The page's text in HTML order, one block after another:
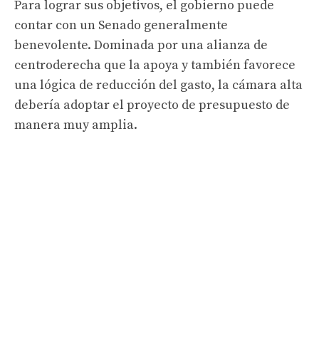
Para lograr sus objetivos, el gobierno puede
contar con un Senado generalmente
benevolente. Dominada por una alianza de
centroderecha que la apoya y también favorece
una lógica de reducción del gasto, la cámara alta
debería adoptar el proyecto de presupuesto de
manera muy amplia.